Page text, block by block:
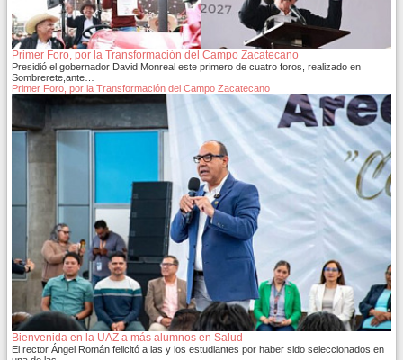
Primer Foro, por la Transformación del Campo Zacatecano
Presidió el gobernador David Monreal este primero de cuatro foros, realizado en
Sombrerete,ante…
Primer Foro, por la Transformación del Campo Zacatecano
Bienvenida en la UAZ a más alumnos en Salud
El rector Ángel Román felicitó a las y los estudiantes por haber sido seleccionados en